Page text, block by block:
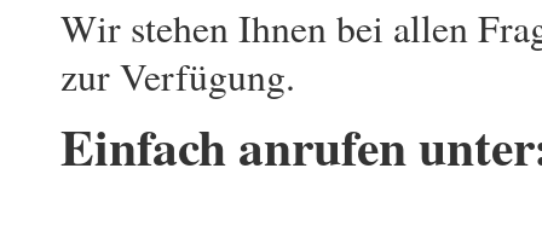
Wir stehen Ihnen bei allen
zur Verfügung.
Einfach anrufen